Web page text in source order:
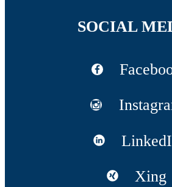
SOCIAL
Xing